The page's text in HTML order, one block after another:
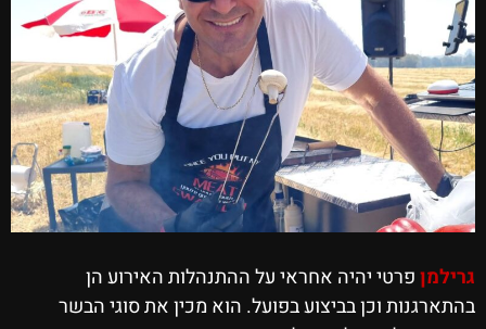
גרילמןפרטי יהיה אחראי על ההתנהלות האירוע הן
בהתארגנות וכן בביצוע בפועל. הוא מכין את סוגי הבשר